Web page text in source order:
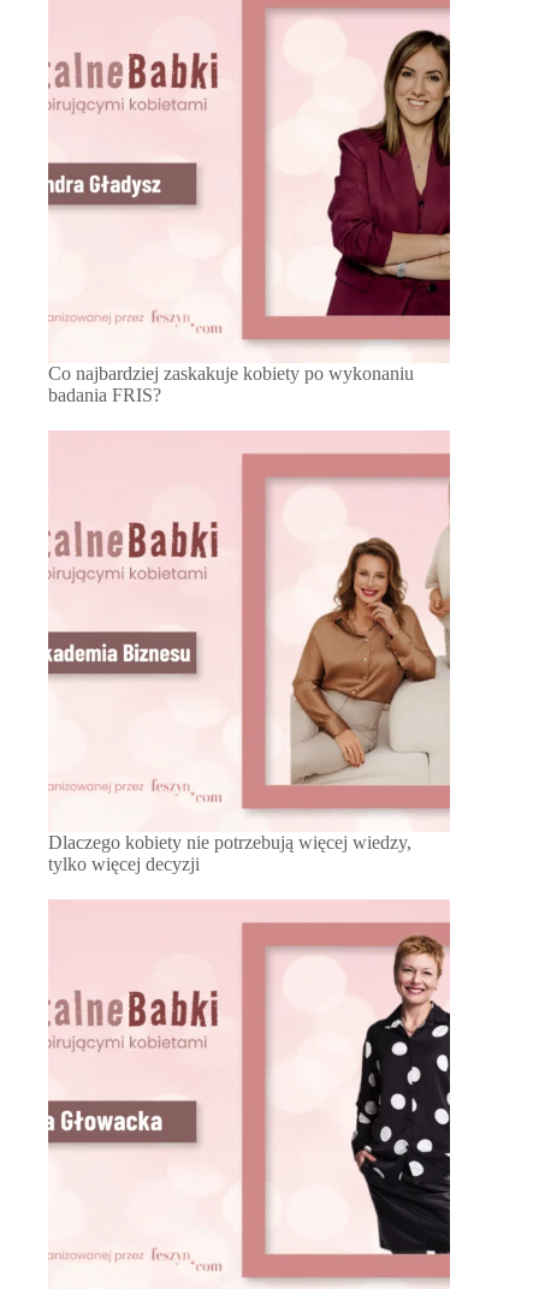
Co najbardziej zaskakuje kobiety po wykonaniu
badania FRIS?
Dlaczego kobiety nie potrzebują więcej wiedzy,
tylko więcej decyzji